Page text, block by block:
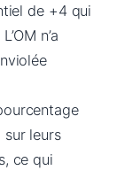
de +4 qui
n’a
sur leurs
ce qui